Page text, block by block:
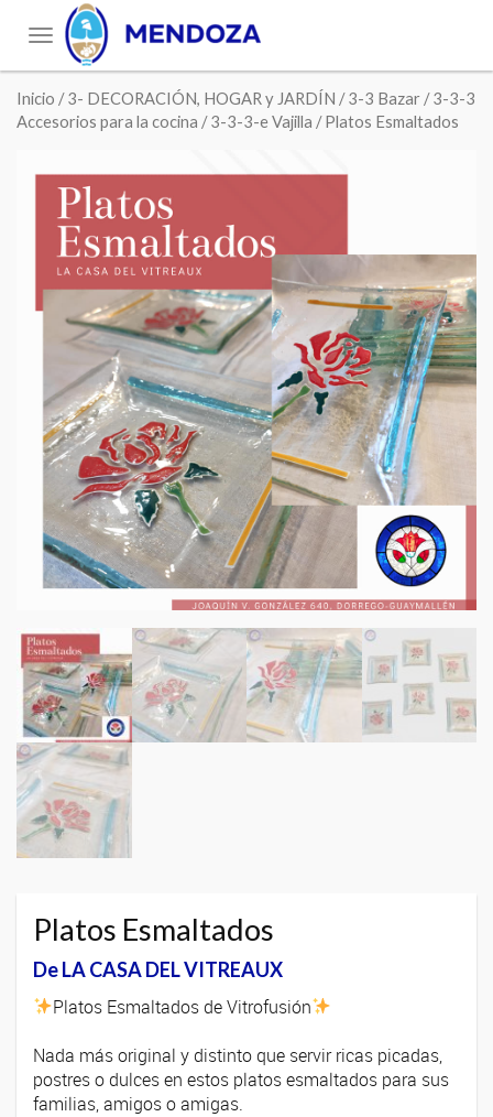
Toggle
navigation
Inicio /3- DECORACIÓN, HOGAR y JARDÍN /3-3 Bazar /3-3-3
Accesorios para la cocina /3-3-3-e Vajilla / Platos Esmaltados
Platos Esmaltados
De LA CASA DEL VITREAUX
Platos Esmaltados de Vitrofusión
Nada más original y distinto que servir ricas picadas,
postres o dulces en estos platos esmaltados para sus
familias, amigos o amigas.